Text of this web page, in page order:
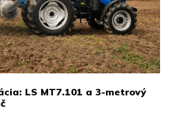
LS MT7.101 a 3-metrový